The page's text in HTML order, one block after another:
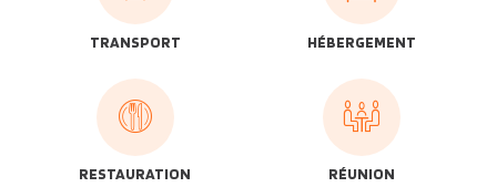
TRANSPORT HÉBERGEMENT
RESTAURATION RÉUNION